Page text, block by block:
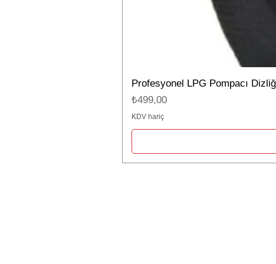
Profesyonel LPG Pompacı
Fiyat
₺499,00
KDV hariç